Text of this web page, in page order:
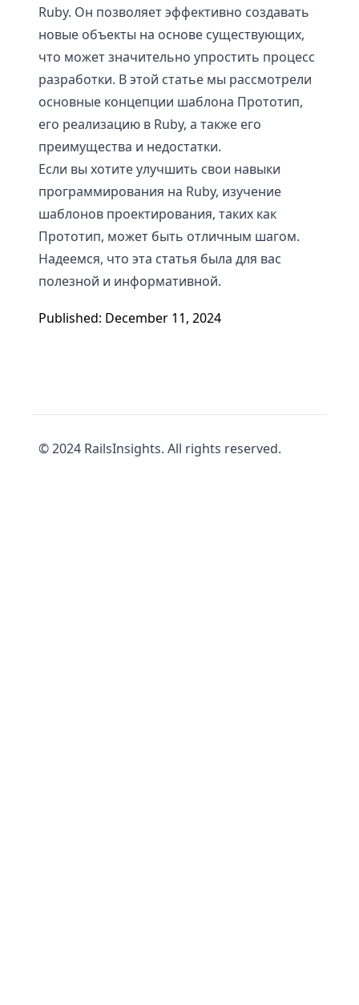
Ruby. Он позволяет эффективно создавать
новые объекты на основе существующих,
что может значительно упростить процесс
разработки. В этой статье мы рассмотрели
основные концепции шаблона Прототип,
его реализацию в Ruby, а также его
преимущества и недостатки.
Если вы хотите улучшить свои навыки
программирования на Ruby, изучение
шаблонов проектирования, таких как
Прототип, может быть отличным шагом.
Надеемся, что эта статья была для вас
полезной и информативной.
Published: December 11, 2024
© 2024 RailsInsights. All rights reserved.